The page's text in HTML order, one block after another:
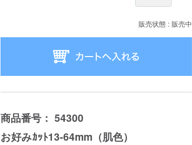
販売状態 : 販売中
商品番号： 54300
お好みｶｯﾄ13-64mm（肌色）